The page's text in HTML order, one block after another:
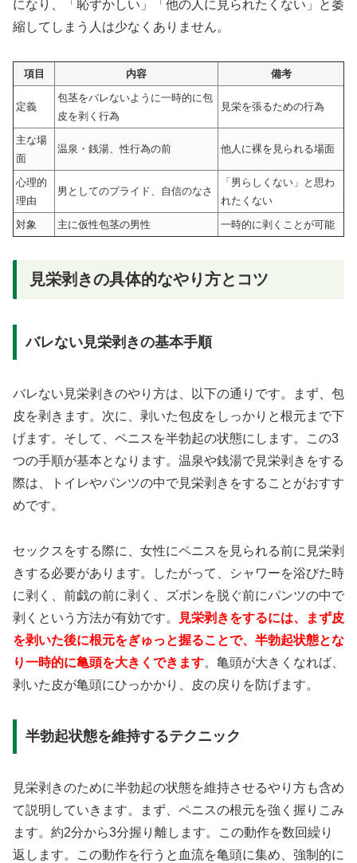
になり、「恥ずかしい」「他の人に見られたくない」と萎
縮してしまう人は少なくありません。
項目 内容 備考
定義
包茎をバレないように一時的に包
皮を剥く行為
見栄を張るための行為
主な場
面
温泉・銭湯、性行為の前 他人に裸を見られる場面
心理的
理由
男としてのプライド、自信のなさ
「男らしくない」と思わ
れたくない
対象
主に仮性包茎の男性 一時的に剥くことが可能
見栄剥きの具体的なやり方とコツ
バレない見栄剥きの基本手順
バレない見栄剥きのやり方は、以下の通りです。まず、包
皮を剥きます。次に、剥いた包皮をしっかりと根元まで下
げます。そして、ペニスを半勃起の状態にします。この3
つの手順が基本となります。温泉や銭湯で見栄剥きをする
際は、トイレやパンツの中で見栄剥きをすることがおすす
めです。
セックスをする際に、女性にペニスを見られる前に見栄剥
きする必要があります。したがって、シャワーを浴びた時
に剥く、前戯の前に剥く、ズボンを脱ぐ前にパンツの中で
剥くという方法が有効です。
見栄剥きをするには、まず皮
を剥いた後に根元をぎゅっと握ることで、半勃起状態とな
り一時的に亀頭を大きくできます。亀頭が大きくなれば、
剥いた皮が亀頭にひっかかり、皮の戻りを防げます。
半勃起状態を維持するテクニック
見栄剥きのために半勃起の状態を維持させるやり方も含め
て説明していきます。まず、ペニスの根元を強く握りこみ
ます。約2分から3分握り離します。この動作を数回繰り
返します。この動作を行うと血流を亀頭に集め、強制的に